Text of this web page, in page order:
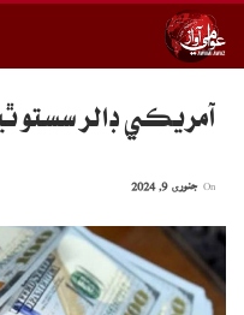
آمريڪي ڊالر سستو